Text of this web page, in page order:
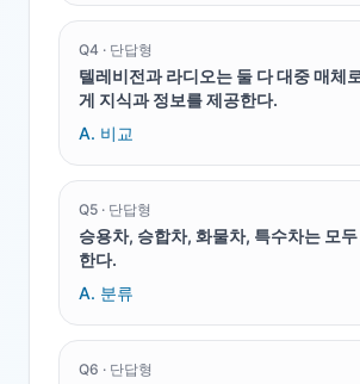
Q4 · 단답형
텔레비전과 라디오는 둘 다 대중 매체
게 지식과 정보를 제공한다.
A. 비교
Q5 · 단답형
승용차, 승합차, 화물차, 특수차는 모
한다.
A. 분류
Q6 · 단답형